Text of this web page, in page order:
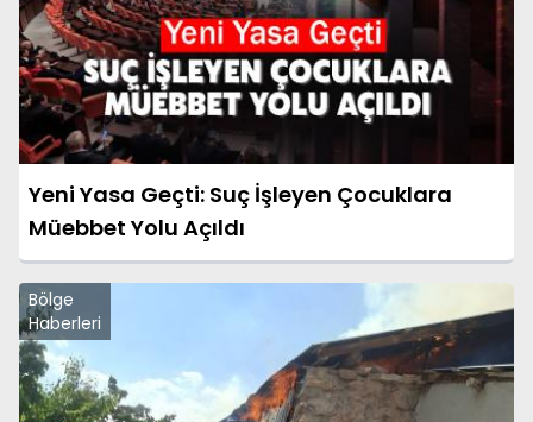
Yeni Yasa Geçti: Suç İşleyen Çocuklara
Müebbet Yolu Açıldı
Bölge
Haberleri